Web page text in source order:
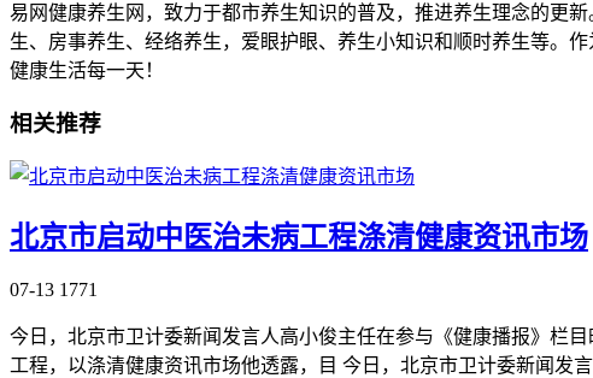
易网健康养生网，致力于都市养生知识的普及，推进养生理念的更
生、房事养生、经络养生，爱眼护眼、养生小知识和顺时养生等。
健康生活每一天！
相关推荐
北京市启动中医治未病工程涤清健康资讯市场
07-13 1771
今日，北京市卫计委新闻发言人高小俊主任在参与《健康播报》栏
工程，以涤清健康资讯市场他透露，目 今日，北京市卫计委新闻发